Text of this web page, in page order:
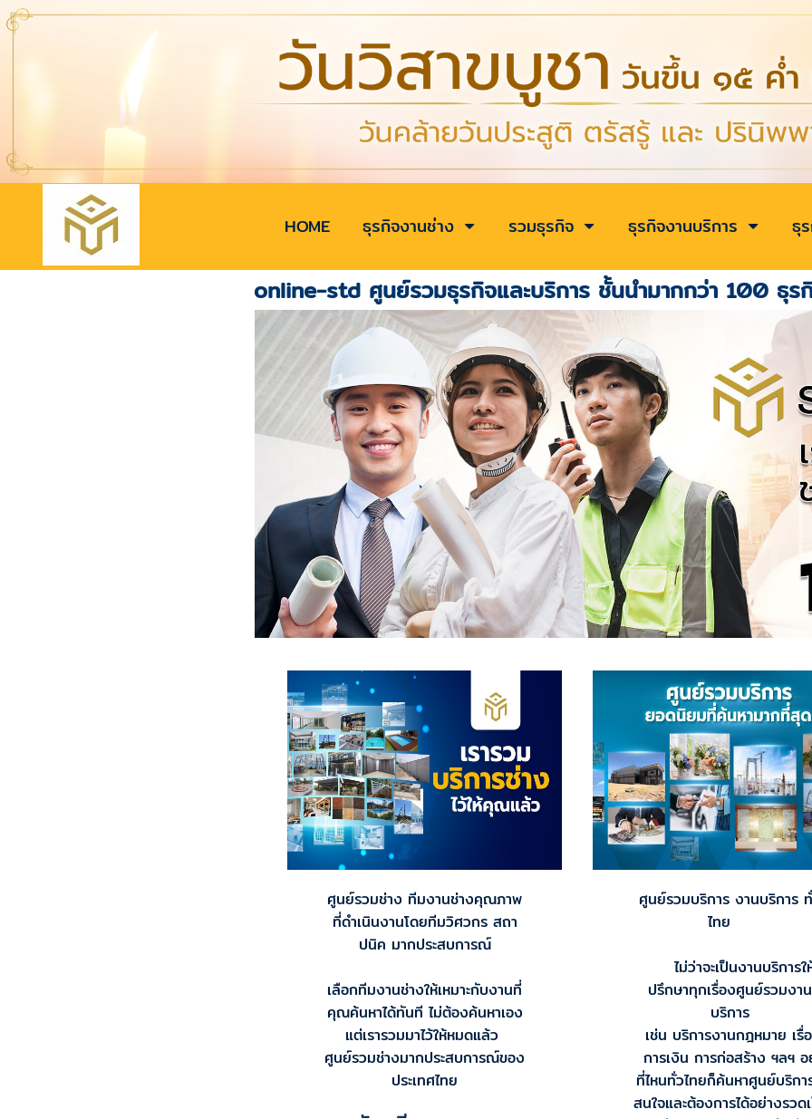
HOME ธุรกิจงานช่าง รวมธุรกิจ ธุรกิจงานบริการ ธุ
online-std ศูนย์รวมธุรกิจและบริการ ชั้นนำมากกว่า 100 ธุร
ศูนย์รวมช่าง ทีมงานช่างคุณภาพ
ที่ดำเนินงานโดยทีมวิศวกร สถา
ปนิค มากประสบการณ์
เลือกทีมงานช่างให้เหมาะกับงานที่
คุณค้นหาได้ทันที ไม่ต้องค้นหาเอง
แต่เรารวมมาไว้ให้หมดแล้ว
ศูนย์รวมช่างมากประสบการณ์ของ
ประเทศไทย
ศูนย์รวมบริการ งานบริการ
ไทย
ไม่ว่าจะเป็นงานบริการใ
ปรึกษาทุกเรื่องศูนย์รวมงาน
บริการ
เช่น บริการงานกฎหมาย เรื่
การเงิน การก่อสร้าง ฯลฯ
ที่ไหนทั่วไทยก็ค้นหาศูนย์บริกา
สนใจและต้องการได้อย่างรวด